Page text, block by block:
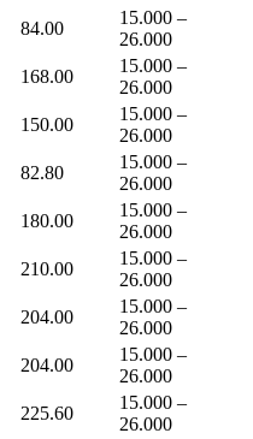
84.00
15.000 –
26.000
168.00
15.000 –
26.000
150.00
15.000 –
26.000
82.80
15.000 –
26.000
180.00
15.000 –
26.000
210.00
15.000 –
26.000
204.00
15.000 –
26.000
204.00
15.000 –
26.000
225.60
15.000 –
26.000